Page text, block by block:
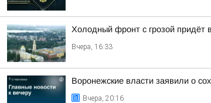
Холодный фронт с грозой придёт
Вчера, 16:33
Воронежские власти заявили о
Вчера, 20:16